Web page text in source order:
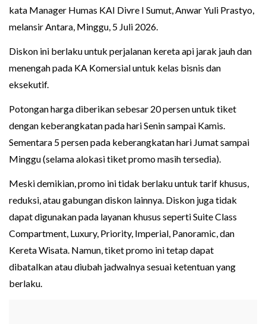
kata Manager Humas KAI Divre I Sumut, Anwar Yuli Prastyo,
melansir Antara, Minggu, 5 Juli 2026.
Diskon ini berlaku untuk perjalanan kereta api jarak jauh dan
menengah pada KA Komersial untuk kelas bisnis dan
eksekutif.
Potongan harga diberikan sebesar 20 persen untuk tiket
dengan keberangkatan pada hari Senin sampai Kamis.
Sementara 5 persen pada keberangkatan hari Jumat sampai
Minggu (selama alokasi tiket promo masih tersedia).
Meski demikian, promo ini tidak berlaku untuk tarif khusus,
reduksi, atau gabungan diskon lainnya. Diskon juga tidak
dapat digunakan pada layanan khusus seperti Suite Class
Compartment, Luxury, Priority, Imperial, Panoramic, dan
Kereta Wisata. Namun, tiket promo ini tetap dapat
dibatalkan atau diubah jadwalnya sesuai ketentuan yang
berlaku.